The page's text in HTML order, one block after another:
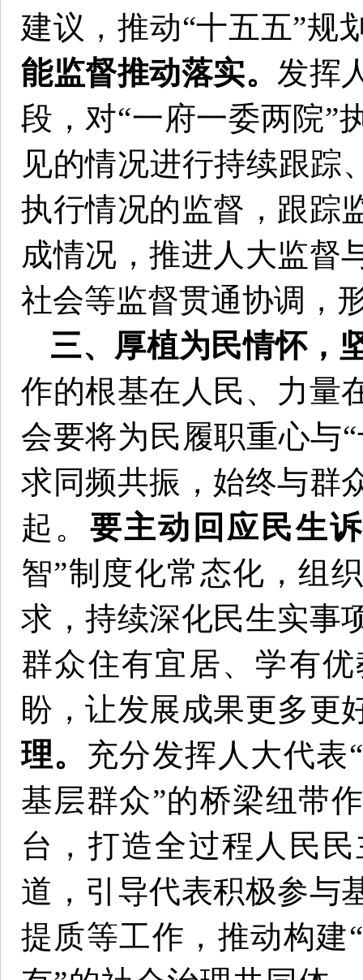
建议，推动“十五五”规
能监督推动落实。 发挥
段，对“一府一委两院”
见的情况进行持续跟踪
执行情况的监督，跟踪
成情况，推进人大监督
社会等监督贯通协调，
三、厚植为民情怀，
作的根基在人民、力量
会要将为民履职重心与
求同频共振，始终与群
起。 要主动回应民生
智”制度化常态化，组
求，持续深化民生实事
群众住有宜居、学有
盼，让发展成果更多更
理。 充分发挥人大代表
基层群众”的桥梁纽带
台，打造全过程人民
道，引导代表积极参与
提质等工作，推动构建